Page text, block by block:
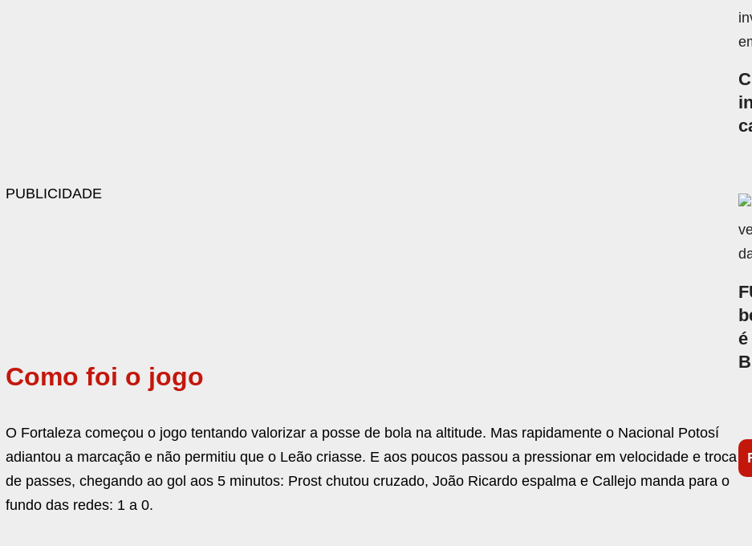
PUBLICIDADE
Como foi o jogo
O Fortaleza começou o jogo tentando valorizar a posse de bola na altitude. Mas rapidamente o Nacional Potosí
adiantou a marcação e não permitiu que o Leão criasse. E aos poucos passou a pressionar em velocidade e troca
de passes, chegando ao gol aos 5 minutos: Prost chutou cruzado, João Ricardo espalma e Callejo manda para o
fundo das redes: 1 a 0.